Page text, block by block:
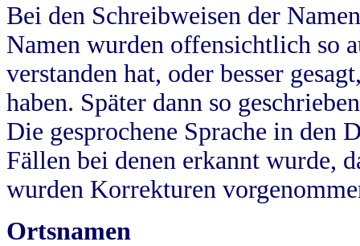
Bei den Schreibweisen der
Namen wurden offensichtlich so
verstanden hat, oder besser
haben. Später dann so
Die gesprochene Sprache in
Fällen bei denen erkannt wurde,
wurden Korrekturen
Ortsnamen